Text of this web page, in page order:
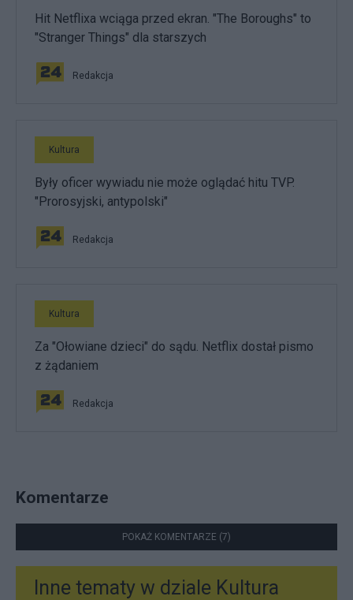
Hit Netflixa wciąga przed ekran. "The Boroughs" to
"Stranger Things" dla starszych
Redakcja
Kultura
Były oficer wywiadu nie może oglądać hitu TVP.
"Prorosyjski, antypolski"
Redakcja
Kultura
Za "Ołowiane dzieci" do sądu. Netflix dostał pismo
z żądaniem
Redakcja
Komentarze
POKAŻ KOMENTARZE (7)
Inne tematy w dziale Kultura